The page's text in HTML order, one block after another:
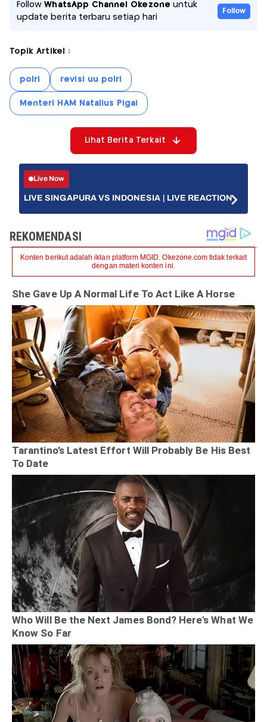
FollowWhatsApp Channel Okezone untuk
update berita terbaru setiap hari
Follow
Topik Artikel :
polri revisi uu polri
Menteri HAM Natalius Pigai
Lihat Berita Terkait
Live Now
LIVE SINGAPURA VS INDONESIA | LIVE REACTION